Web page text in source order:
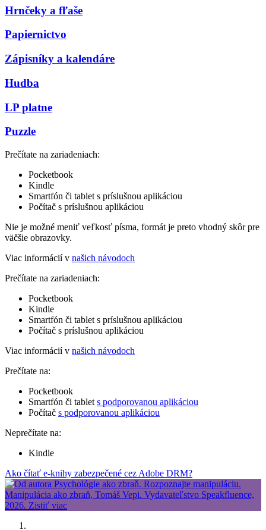
Hrnčeky a fľaše
Papiernictvo
Zápisníky a kalendáre
Hudba
LP platne
Puzzle
Prečítate na zariadeniach:
Pocketbook
Kindle
Smartfón či tablet s príslušnou aplikáciou
Počítač s príslušnou aplikáciou
Nie je možné meniť veľkosť písma, formát je preto vhodný skôr pre
väčšie obrazovky.
Viac informácií v našich návodoch
Prečítate na zariadeniach:
Pocketbook
Kindle
Smartfón či tablet s príslušnou aplikáciou
Počítač s príslušnou aplikáciou
Viac informácií v našich návodoch
Prečítate na:
Pocketbook
Smartfón či tablet s podporovanou aplikáciou
Počítač s podporovanou aplikáciou
Neprečítate na:
Kindle
Ako čítať e-knihy zabezpečené cez Adobe DRM?